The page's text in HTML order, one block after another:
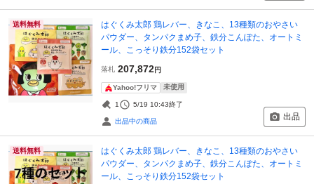
送料無料
はぐくみ太郎 鶏レバー、きなこ、13種類のおやさい
パウダー、タンパクまめ子、鉄分こんぽた、オートミ
ール、こっそり鉄分152袋セット
落札 207,872円
Yahoo!フリマ 未使用
1 5/19 10:43終了
出品中の商品 出品
送料無料
はぐくみ太郎 鶏レバー、きなこ、13種類のおやさい
パウダー、タンパクまめ子、鉄分こんぽた、オートミ
ール、こっそり鉄分152袋セット